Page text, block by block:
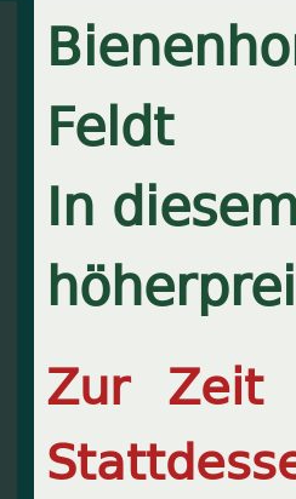
Feldt
In
Zur Zeit